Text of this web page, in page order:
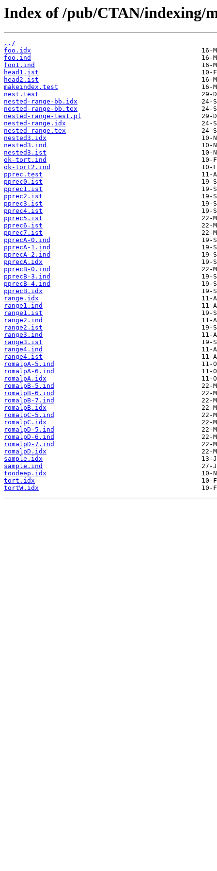
Index of /pub/CTAN/indexing/
../
foo.idx
foo.ind
foo1.ind
head1.ist
head2.ist
makeindex.test
nest.test
nested-range-bb.idx
nested-range-bb.tex
nested-range-test.pl
nested-range.idx
nested-range.tex
nested3.idx
nested3.ind
nested3.ist
ok-tort.ind
ok-tort2.ind
pprec.test
pprec0.ist
pprec1.ist
pprec2.ist
pprec3.ist
pprec4.ist
pprec5.ist
pprec6.ist
pprec7.ist
pprecA-0.ind
pprecA-1.ind
pprecA-2.ind
pprecA.idx
pprecB-0.ind
pprecB-3.ind
pprecB-4.ind
pprecB.idx
range.idx
range1.ind
range1.ist
range2.ind
range2.ist
range3.ind
range3.ist
range4.ind
range4.ist
romalpA-5.ind
romalpA-6.ind
romalpA.idx
romalpB-5.ind
romalpB-6.ind
romalpB-7.ind
romalpB.idx
romalpC-5.ind
romalpC.idx
romalpD-5.ind
romalpD-6.ind
romalpD-7.ind
romalpD.idx
sample.idx
sample.ind
toodeep.idx
tort.idx
tortW.idx